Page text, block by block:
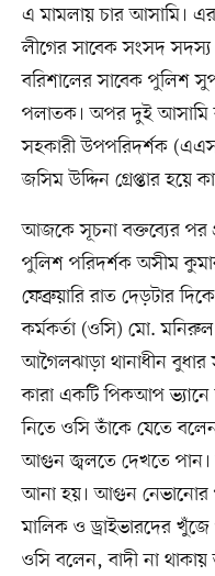
এ মামলায় চার আসামি। এর
লীগের সাবেক সংসদ
বরিশালের সাবেক পুলিশ
পলাতক। অপর দুই আসামি
সহকারী উপপরিদর্শক
জসিম উদ্দিন গ্রেপ্তার হয়ে
আজকে সূচনা বক্তব্যের পর
পুলিশ পরিদর্শক অসীম
ফেব্রুয়ারি রাত দেড়টার
কর্মকর্তা (ওসি) মো.
আগৈলঝাড়া থানাধীন
কারা একটি পিকআপ ভ্যানে
নিতে ওসি তাঁকে যেতে
আগুন জ্বলতে দেখতে পান।
আনা হয়। আগুন
মালিক ও ড্রাইভারদের
ওসি বলেন, বাদী না